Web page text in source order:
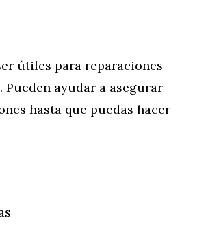
útiles para reparaciones
ayudar a asegurar
hasta que puedas hacer